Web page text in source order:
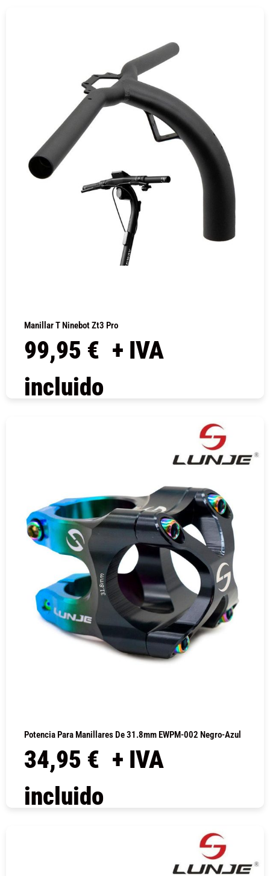
Manillar T Ninebot Zt3 Pro
99,95 € + IVA
incluido
Potencia Para Manillares De 31.8mm EWPM-002 Negro-Azul
34,95 € + IVA
incluido